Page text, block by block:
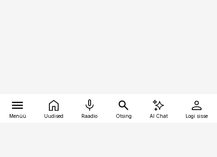
Menüü Uudised Raadio Otsing AI Chat Logi sisse